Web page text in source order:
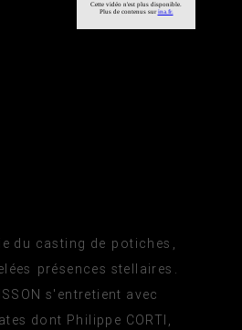
du casting de potiches,
présences stellaires.
s'entretient avec
dont Philippe CORTI,